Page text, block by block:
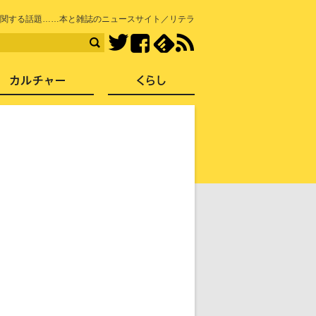
する話題……本と雑誌のニュースサイト／リテラ
TwitterFacebook
社会